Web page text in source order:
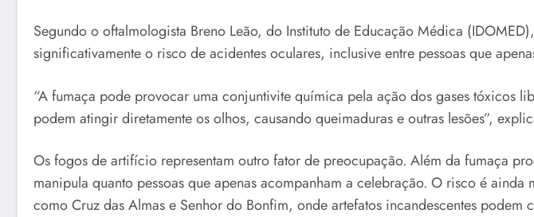
Segundo o oftalmologista Breno Leão, do Instituto de Educação Médica
significativamente o risco de acidentes oculares, inclusive entre pessoas que
“A fumaça pode provocar uma conjuntivite química pela ação dos gases tóxicos
podem atingir diretamente os olhos, causando queimaduras e outras lesões”,
Os fogos de artifício representam outro fator de preocupação. Além da fumaça
manipula quanto pessoas que apenas acompanham a celebração. O risco é
como Cruz das Almas e Senhor do Bonfim, onde artefatos incandescentes